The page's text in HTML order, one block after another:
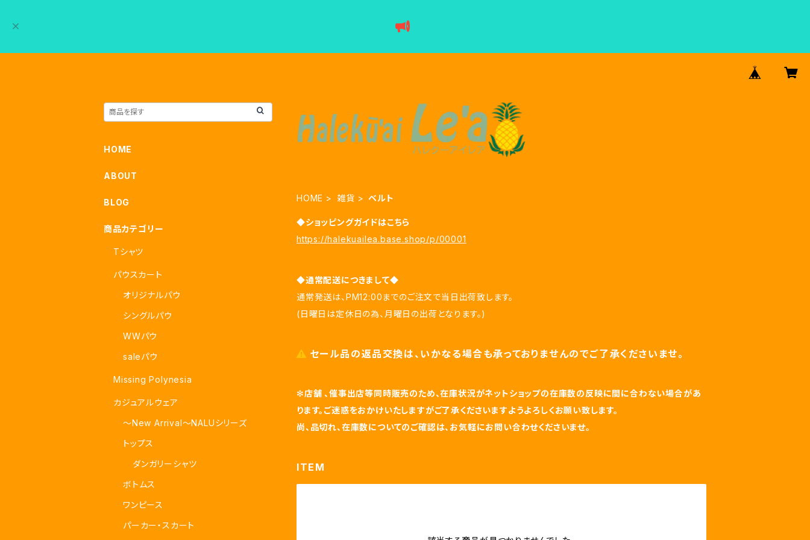
HOME 雑貨 ベルト
◆ショッピングガイドはこちら
https://halekuailea.base.shop/p/00001
◆通常配送につきまして◆
通常発送は、PM12:00までのご注文で当日出荷致します。
(日曜日は定休日の為、月曜日の出荷となります。)
セール品の返品交換は、いかなる場合も承っておりませんのでご了承くださいませ。
❇店舗 、催事出店等同時販売のため、在庫状況がネットショップの在庫数の反映に間に合わない場合があ
ります。ご迷惑をおかけいたしますがご了承くださいますようよろしくお願い致します。
尚、品切れ、在庫数についてのご確認は、お気軽にお問い合わせくださいませ。
ITEM
HOME
ABOUT
BLOG
商品カテゴリー
Tシャツ
パウスカート
オリジナルパウ
シングルパウ
WWパウ
saleパウ
Missing Polynesia
カジュアルウェア
～New Arrival～NALUシリーズ
トップス
ダンガリーシャツ
ボトムス
ワンピース
パーカー・スカート